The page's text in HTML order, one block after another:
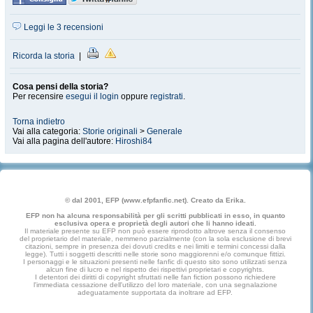
Leggi le 3 recensioni
Ricorda la storia
Cosa pensi della storia?
Per recensire esegui il login oppure registrati.
Torna indietro
Vai alla categoria: Storie originali > Generale
Vai alla pagina dell'autore: Hiroshi84
© dal 2001, EFP (www.efpfanfic.net). Creato da Erika.
EFP non ha alcuna responsabilità per gli scritti pubblicati in esso, in quanto
esclusiva opera e proprietà degli autori che li hanno ideati.
Il materiale presente su EFP non può essere riprodotto altrove senza il consenso
del proprietario del materiale, nemmeno parzialmente (con la sola esclusione di brevi
citazioni, sempre in presenza dei dovuti credits e nei limiti e termini concessi dalla
legge). Tutti i soggetti descritti nelle storie sono maggiorenni e/o comunque fittizi.
I personaggi e le situazioni presenti nelle fanfic di questo sito sono utilizzati senza
alcun fine di lucro e nel rispetto dei rispettivi proprietari e copyrights.
I detentori dei diritti di copyright sfruttati nelle fan fiction possono richiedere
l'immediata cessazione dell'utilizzo del loro materiale, con una segnalazione
adeguatamente supportata da inoltrare ad EFP.